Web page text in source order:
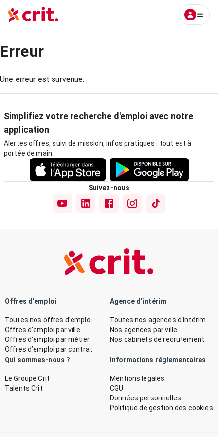
Erreur
Une erreur est survenue.
Simplifiez votre recherche d'emploi avec notre
application
Alertes offres, suivi de mission, infos pratiques : tout est à
portée de main.
Suivez-nous
Offres d’emploi
Toutes nos offres d’emploi
Offres d’emploi par ville
Offres d’emploi par métier
Offres d’emploi par contrat
Agence d’intérim
Toutes nos agences d’intérim
Nos agences par ville
Nos cabinets de recrutement
Qui sommes-nous ?
Le Groupe Crit
Talents Crit
Informations réglementaires
Mentions légales
CGU
Données personnelles
Politique de gestion des cookies